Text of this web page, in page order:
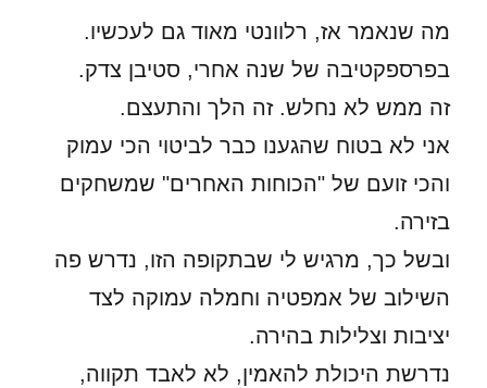
מה שנאמר אז, רלוונטי מאוד גם לעכשיו.
בפרספקטיבה של שנה אחרי, סטיבן צדק.
זה ממש לא נחלש. זה הלך והתעצם.
אני לא בטוח שהגענו כבר לביטוי הכי עמוק
והכי זועם של "הכוחות האחרים" שמשחקים
בזירה.
ובשל כך, מרגיש לי שבתקופה הזו, נדרש פה
השילוב של אמפטיה וחמלה עמוקה לצד
יציבות וצלילות בהירה.
נדרשת היכולת להאמין, לא לאבד תקווה,